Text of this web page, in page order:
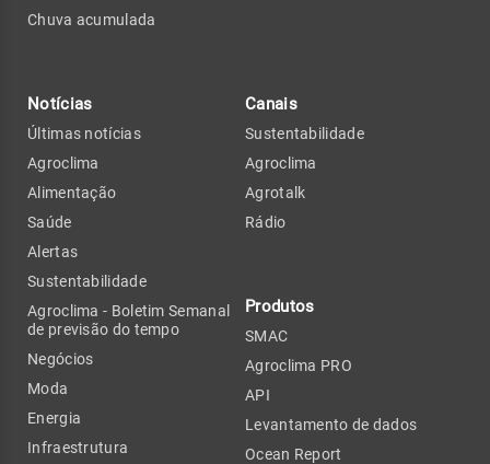
Chuva acumulada
Notícias
Últimas notícias
Agroclima
Alimentação
Saúde
Alertas
Sustentabilidade
Agroclima - Boletim Semanal
de previsão do tempo
Negócios
Moda
Energia
Infraestrutura
Canais
Sustentabilidade
Agroclima
Agrotalk
Rádio
Produtos
SMAC
Agroclima PRO
API
Levantamento de dados
Ocean Report